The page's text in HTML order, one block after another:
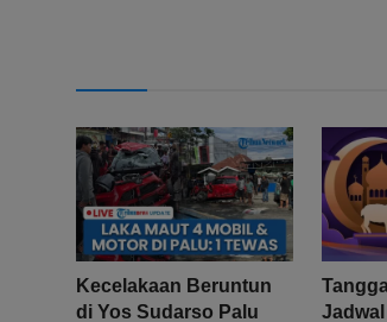
Kecelakaan Beruntun
di Yos Sudarso Palu